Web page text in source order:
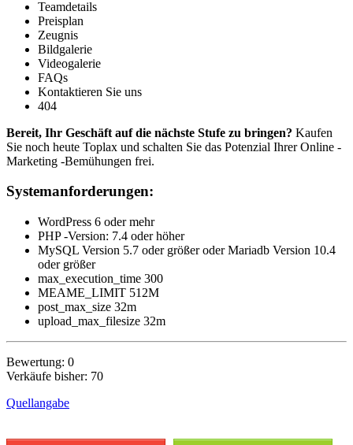
Teamdetails
Preisplan
Zeugnis
Bildgalerie
Videogalerie
FAQs
Kontaktieren Sie uns
404
Bereit, Ihr Geschäft auf die nächste Stufe zu bringen? Kaufen
Sie noch heute Toplax und schalten Sie das Potenzial Ihrer Online -
Marketing -Bemühungen frei.
Systemanforderungen:
WordPress 6 oder mehr
PHP -Version: 7.4 oder höher
MySQL Version 5.7 oder größer oder Mariadb Version 10.4
oder größer
max_execution_time 300
MEAME_LIMIT 512M
post_max_size 32m
upload_max_filesize 32m
Bewertung: 0
Verkäufe bisher: 70
Quellangabe